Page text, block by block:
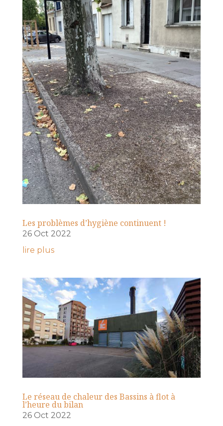
Les problèmes d’hygiène continuent !
26 Oct 2022
lire plus
Le réseau de chaleur des Bassins à flot à
l’heure du bilan
26 Oct 2022